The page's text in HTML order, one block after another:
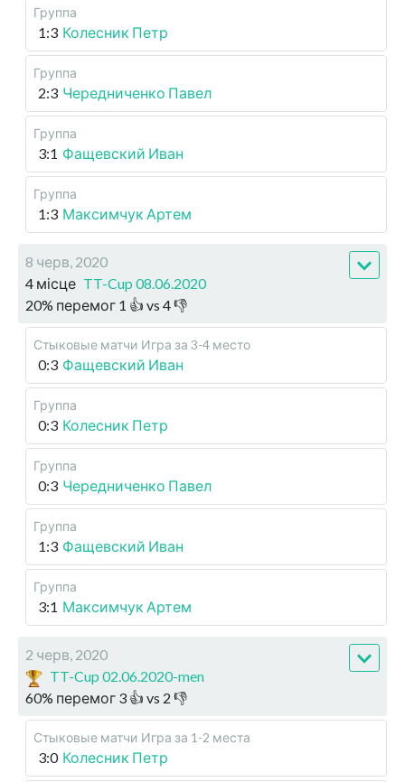
Группа
1:3 Колесник Петр
Группа
2:3 Чередниченко Павел
Группа
3:1 Фащевский Иван
Группа
1:3 Максимчук Артем
8 черв, 2020
4 місце TT-Cup 08.06.2020
20% перемог 1 👍 vs 4👎
Стыковые матчи Игра за 3-4 место
0:3 Фащевский Иван
Группа
0:3 Колесник Петр
Группа
0:3 Чередниченко Павел
Группа
1:3 Фащевский Иван
Группа
3:1 Максимчук Артем
2 черв, 2020
TT-Cup 02.06.2020-men
60% перемог 3 👍 vs 2 👎
Стыковые матчи Игра за 1-2 места
3:0 Колесник Петр